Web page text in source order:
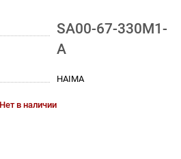
SA00-67-330M1-
A
HAIMA
Нет в наличии